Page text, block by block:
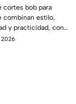
cortes bob para
combinan estilo,
y practicidad, con
para renovar
2026